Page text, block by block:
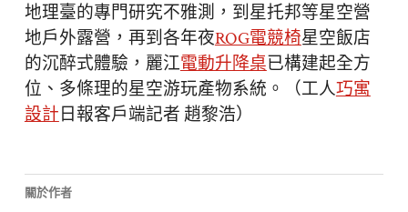
地理臺的專門研究不雅測，到星托邦等星空營
地戶外露營，再到各年夜ROG電競椅星空飯店
的沉醉式體驗，麗江電動升降桌已構建起全方
位、多條理的星空游玩產物系統。（工人巧寓
設計 日報客戶端記者 趙黎浩）
關於作者